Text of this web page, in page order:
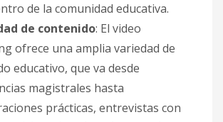
de la comunidad educativa.
de contenido: El video
ofrece una amplia variedad de
educativo, que va desde
magistrales hasta
prácticas, entrevistas con